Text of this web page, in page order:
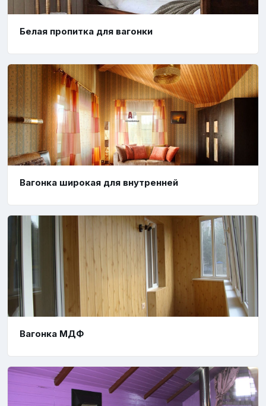
Белая пропитка для вагонки
Вагонка широкая для внутренней
Вагонка МДФ